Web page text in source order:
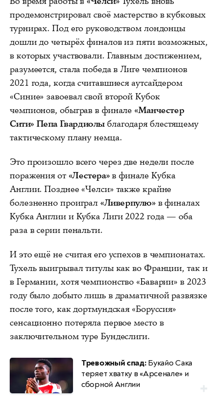
продемонстрировал своё мастерство в кубковых
турнирах. Под его руководством лондонцы
дошли до четырёх финалов из пяти возможных,
в которых участвовали. Главным достижением,
разумеется, стала победа в Лиге чемпионов
2021 года, когда считавшиеся аутсайдером
«Синие» завоевал свой второй Кубок
чемпионов, обыграв в финале«Манчестер
Сити» Пепа Гвардиолы благодаря блестящему
тактическому плану немца.
Это произошло всего через две недели после
поражения от «Лестера»в финале Кубка
Англии. Позднее «Челси» также крайне
болезненно проиграл «Ливерпулю»в финалах
Кубка Англии и Кубка Лиги 2022 года — оба
раза в серии пенальти.
И это ещё не считая его успехов в чемпионатах.
Тухель выигрывал титулы как во Франции, так и
в Германии, хотя чемпионство «Баварии» в 2023
году было добыто лишь в драматичной развязке
после того, как дортмундская «Боруссия»
сенсационно потеряла первое место в
заключительном туре Бундеслиги.
Тревожный спад:Букайо Сака
теряет хватку в «Арсенале» и
сборной Англии